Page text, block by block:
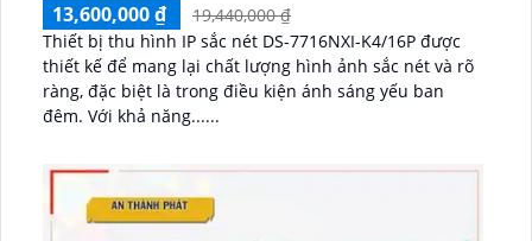
13,600,000 ₫
19,440,000 ₫
Thiết bị thu hình IP sắc nét DS-7716NXI-K4/16P được
thiết kế để mang lại chất lượng hình ảnh sắc nét và rõ
ràng, đặc biệt là trong điều kiện ánh sáng yếu ban
đêm. Với khả năng......